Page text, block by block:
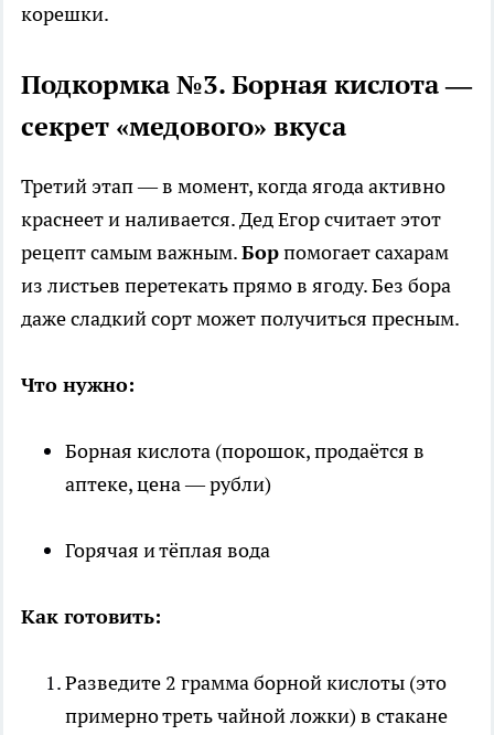
корешки.
Подкормка №3. Борная кислота —
секрет «медового» вкуса
Третий этап — в момент, когда ягода активно
краснеет и наливается. Дед Егор считает этот
рецепт самым важным.Борпомогает сахарам
из листьев перетекать прямо в ягоду. Без бора
даже сладкий сорт может получиться пресным.
Что нужно:
Борная кислота (порошок, продаётся в
аптеке, цена — рубли)
Горячая и тёплая вода
Как готовить:
Разведите 2 грамма борной кислоты (это
примерно треть чайной ложки) в стакане